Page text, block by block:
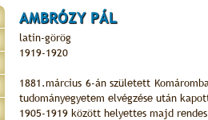
AMBRÓZY PÁL
latin-görög
1919-1920
1881.március 6-án született
tudományegyetem elvégzése után
1905-1919 között helyettes majd